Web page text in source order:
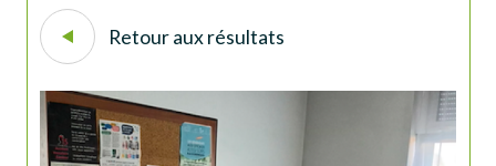
Retour aux résultats